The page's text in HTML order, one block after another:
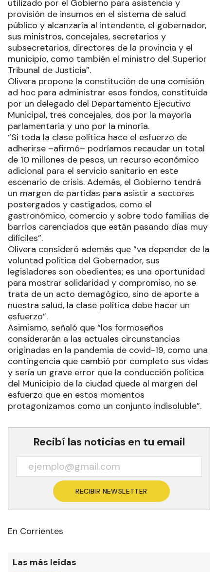
utilizado por el Gobierno para asistencia y
provisión de insumos en el sistema de salud
público y alcanzaría al intendente, el gobernador,
sus ministros, concejales, secretarios y
subsecretarios, directores de la provincia y el
municipio, como también el ministro del Superior
Tribunal de Justicia”.
Olivera propone la constitución de una comisión
ad hoc para administrar esos fondos, constituida
por un delegado del Departamento Ejecutivo
Municipal, tres concejales, dos por la mayoría
parlamentaria y uno por la minoría.
“Si toda la clase política hace el esfuerzo de
adherirse –afirmó– podríamos recaudar un total
de 10 millones de pesos, un recurso económico
adicional para el servicio sanitario en este
escenario de crisis. Además, el Gobierno tendrá
un margen de partidas para asistir a sectores
postergados y castigados, como el
gastronómico, comercio y sobre todo familias de
barrios carenciados que están pasando días muy
difíciles”.
Olivera consideró además que “va depender de la
voluntad política del Gobernador, sus
legisladores son obedientes; es una oportunidad
para mostrar solidaridad y compromiso, no se
trata de un acto demagógico, sino de aporte a
nuestra salud, la clase política debe hacer un
esfuerzo”.
Asimismo, señaló que “los formoseños
considerarán a las actuales circunstancias
originadas en la pandemia de covid-19, como una
contingencia que cambió por completo sus vidas
y sería un grave error que la conducción política
del Municipio de la ciudad quede al margen del
esfuerzo que en estos momentos
protagonizamos como un conjunto indisoluble”.
Recibí las noticias en tu email
RECIBIR NEWSLETTER
En Corrientes
Las más leídas